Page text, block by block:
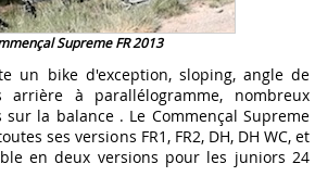
Supreme FR 2013
un bike d'exception, sloping, angle de
à parallélogramme, nombreux
la balance . Le Commençal Supreme
ses versions FR1, FR2, DH, DH WC, et
en deux versions pour les juniors 24